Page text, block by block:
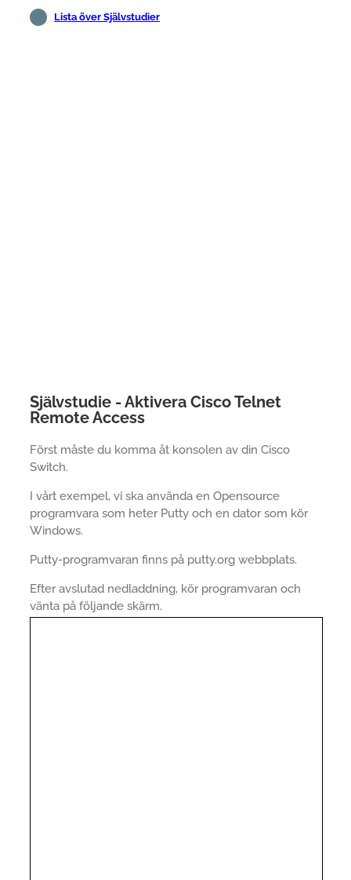
Lista över Självstudier
Självstudie - Aktivera Cisco Telnet
Remote Access
Först måste du komma åt konsolen av din Cisco
Switch.
I vårt exempel, vi ska använda en Opensource
programvara som heter Putty och en dator som kör
Windows.
Putty-programvaran finns på putty.org webbplats.
Efter avslutad nedladdning, kör programvaran och
vänta på följande skärm.